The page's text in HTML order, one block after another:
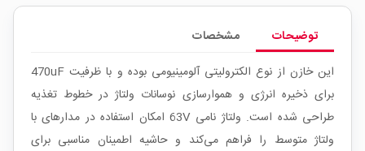
توضیحات
مشخصات
این خازن از نوع الکترولیتی آلومینیومی بوده و با ظرفیت 470uF
برای ذخیره انرژی و هموارسازی نوسانات ولتاژ در خطوط تغذیه
طراحی شده است. ولتاژ نامی 63V امکان استفاده در مدارهای با
ولتاژ متوسط را فراهم می‌کند و حاشیه اطمینان مناسبی برای